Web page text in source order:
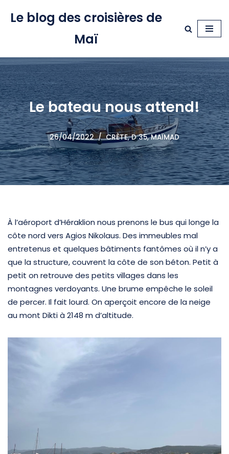
Le blog des croisières de
Maï
Le bateau nous attend!
26/04/2022 CRÈTE,D 35, MAÏMAD
À l’aéroport d’Héraklion nous prenons le bus qui longe la
côte nord vers Agios Nikolaus. Des immeubles mal
entretenus et quelques bâtiments fantômes où il n’y a
que la structure, couvrent la côte de son béton. Petit à
petit on retrouve des petits villages dans les
montagnes verdoyants. Une brume empêche le soleil
de percer. Il fait lourd. On aperçoit encore de la neige
au mont Dikti à 2148 m d’altitude.